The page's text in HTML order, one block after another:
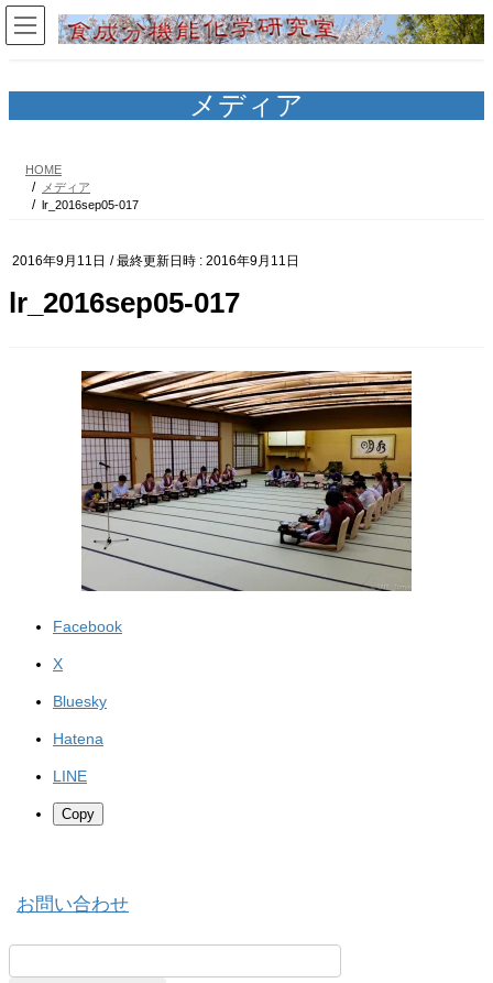
コ
ン
ツ
ナ
ビ
シ
メディア
HOME
メディア
lr_2016sep05-017
2016年9月11日 / 最終更新日時 : 2016年9月11日
lr_2016sep05-017
Facebook
X
Bluesky
Hatena
LINE
Copy
お問い合わせ